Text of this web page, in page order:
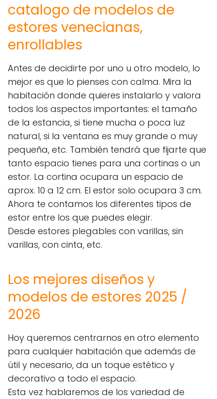
catalogo de modelos de
estores venecianas,
enrollables
Antes de decidirte por uno u otro modelo, lo
mejor es que lo pienses con calma. Mira la
habitación donde quieres instalarlo y valora
todos los aspectos importantes: el tamaño
de la estancia, si tiene mucha o poca luz
natural, si la ventana es muy grande o muy
pequeña, etc. También tendrá que fijarte que
tanto espacio tienes para una cortinas o un
estor. La cortina ocupara un espacio de
aprox. 10 a 12 cm. El estor solo ocupara 3 cm.
Ahora te contamos los diferentes tipos de
estor entre los que puedes elegir.
Desde estores plegables con varillas, sin
varillas, con cinta, etc.
Los mejores diseños y
modelos de estores 2025 /
2026
Hoy queremos centrarnos en otro elemento
para cualquier habitación que además de
útil y necesario, da un toque estético y
decorativo a todo el espacio.
Esta vez hablaremos de los variedad de